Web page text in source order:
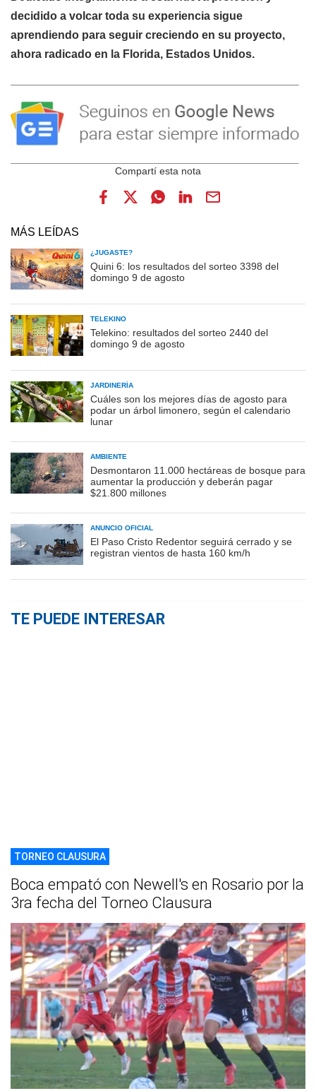
decidido a volcar toda su experiencia sigue
aprendiendo para seguir creciendo en su proyecto,
ahora radicado en la Florida, Estados Unidos.
MÁS LEÍDAS
¿JUGASTE?
Quini 6: los resultados del sorteo 3398 del
domingo 9 de agosto
TELEKINO
Telekino: resultados del sorteo 2440 del
domingo 9 de agosto
JARDINERÍA
Cuáles son los mejores días de agosto para
podar un árbol limonero, según el calendario
lunar
AMBIENTE
Desmontaron 11.000 hectáreas de bosque para
aumentar la producción y deberán pagar
$21.800 millones
ANUNCIO OFICIAL
El Paso Cristo Redentor seguirá cerrado y se
registran vientos de hasta 160 km/h
TE PUEDE INTERESAR
TORNEO CLAUSURA
Boca empató con Newell's en Rosario por la
3ra fecha del Torneo Clausura